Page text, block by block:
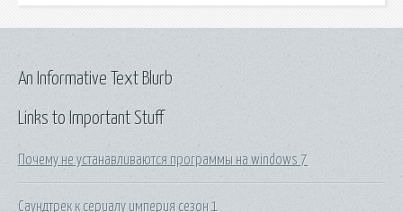
Links to Important Stuff
Почему не устанавливаются программы на windows 7
Саундтрек к сериалу империя сезон 1
An Informative Text Blurb